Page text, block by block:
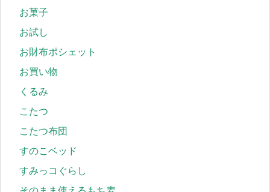
お菓子
お試し
お財布ポシェット
お買い物
くるみ
こたつ
こたつ布団
すのこベッド
すみっコぐらし